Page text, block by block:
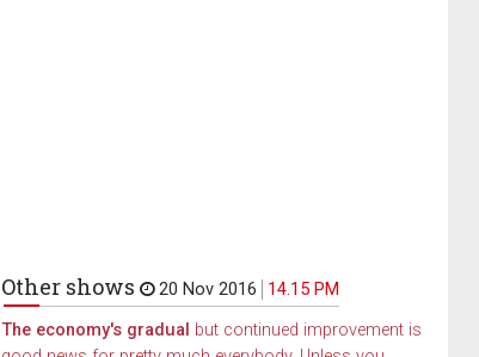
Other shows 20 Nov 2016
14.15 PM
The economy's gradual but continued improvement is